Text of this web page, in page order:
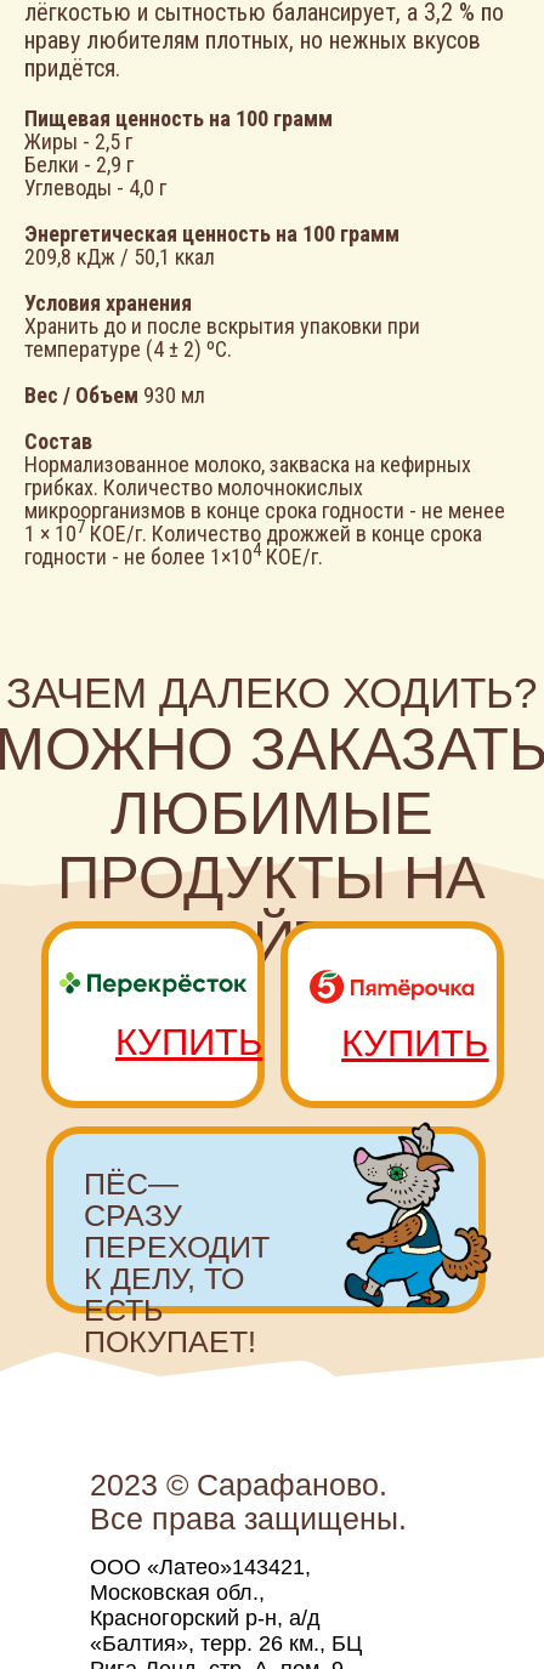
лёгкостью и сытностью балансирует, а 3,2 % по
нраву любителям плотных, но нежных вкусов
придётся.
Пищевая ценность на 100 грамм
Жиры - 2,5 г
Белки - 2,9 г
Углеводы - 4,0 г
Энергетическая ценность на 100 грамм
209,8 кДж / 50,1 ккал
Условия хранения
Хранить до и после вскрытия упаковки при
температуре (4 ± 2) ºС.
Вес / Объем 930 мл
Состав
Нормализованное молоко, закваска на кефирных
грибках. Количество молочнокислых
микроорганизмов в конце срока годности - не менее
1 × 107 КОЕ/г. Количество дрожжей в конце срока
годности - не более 1×104КОЕ/г.
ЗАЧЕМ ДАЛЕКО ХОДИТЬ?
ЗАКАЗАТЬ
ЛЮБИМЫЕ
ПРОДУКТЫ НА
САЙТЕ
ПЁС—
СРАЗУ
КУПИТЬ
ООО «Латео»143421,
Московская обл.,
Красногорский р-н, а/д
«Балтия», терр. 26 км., БЦ
2023 © Сарафаново.
Все права защищены.